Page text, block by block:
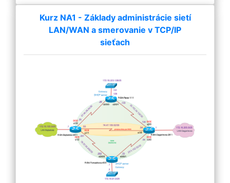
Kurz NA1 - Základy administrácie sietí
LAN/WAN a smerovanie v TCP/IP
sieťach